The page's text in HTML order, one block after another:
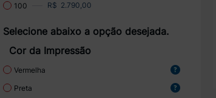
100 R$ 2.790,00
Selecione abaixo a opção desejada.
Cor da Impressão
Vermelha
Preta